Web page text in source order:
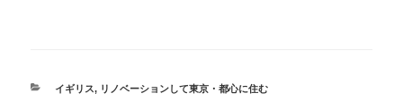
カ
イギリス, リノベーションして東京・都心に住む